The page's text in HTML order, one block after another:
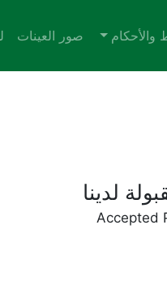
والأحكام صور العينات
لدينا
Accepted